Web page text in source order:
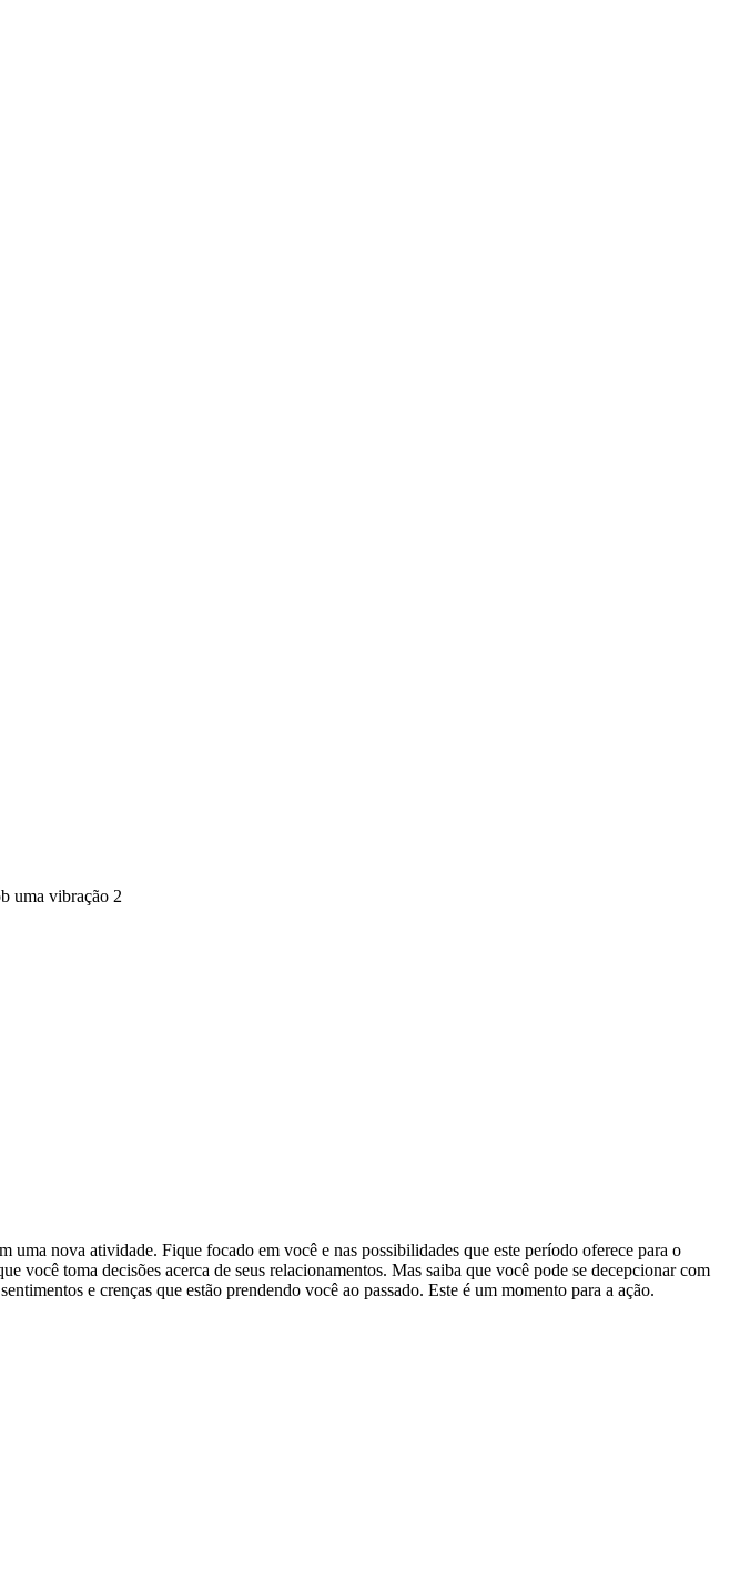
uma vibração 2
uma nova atividade. Fique focado em você e nas possibilidades que este período oferece para o
você toma decisões acerca de seus relacionamentos. Mas saiba que você pode se decepcionar com
e crenças que estão prendendo você ao passado. Este é um momento para a ação.